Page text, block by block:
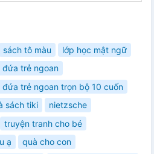
sách tô màu
lớp học mật ngữ
trẻ ngoan
trẻ ngoan trọn bộ 10 cuốn
sách tiki
nietzsche
truyện tranh cho bé
ạ
quà cho con